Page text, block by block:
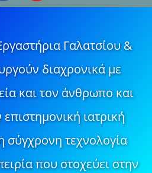
Γαλατσίου &
διαχρονικά με
και τον άνθρωπο και
ιατρική
σύγχρονη τεχνολογία
που στοχεύει στην